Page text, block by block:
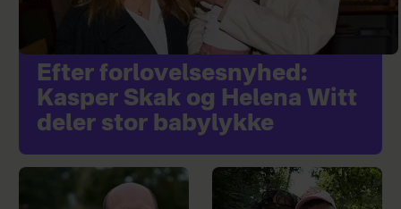
Efter forlovelsesnyhed:
Kasper Skak og Helena Witt
deler stor babylykke